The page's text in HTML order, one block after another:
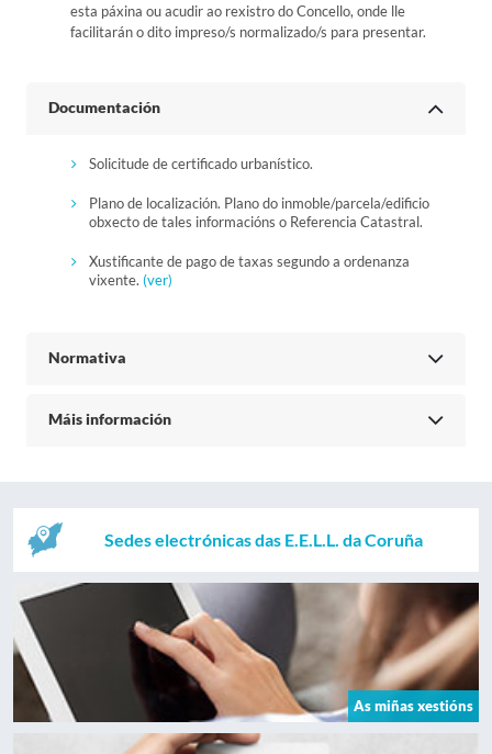
esta páxina ou acudir ao rexistro do Concello, onde lle
facilitarán o dito impreso/s normalizado/s para presentar.
Documentación
Solicitude de certificado urbanístico.
Plano de localización. Plano do inmoble/parcela/edificio
obxecto de tales informacións o Referencia Catastral.
Xustificante de pago de taxas segundo a ordenanza
vixente. (ver)
Normativa
Máis información
Sedes electrónicas das E.E.L.L. da Coruña
As miñas xestións